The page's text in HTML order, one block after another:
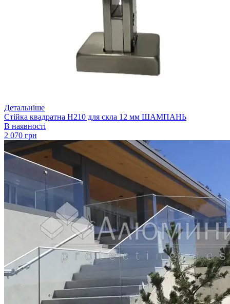
Детальніше
Стійка квадратна H210 для скла 12 мм ШАМПАНЬ
В наявності
2 070 грн